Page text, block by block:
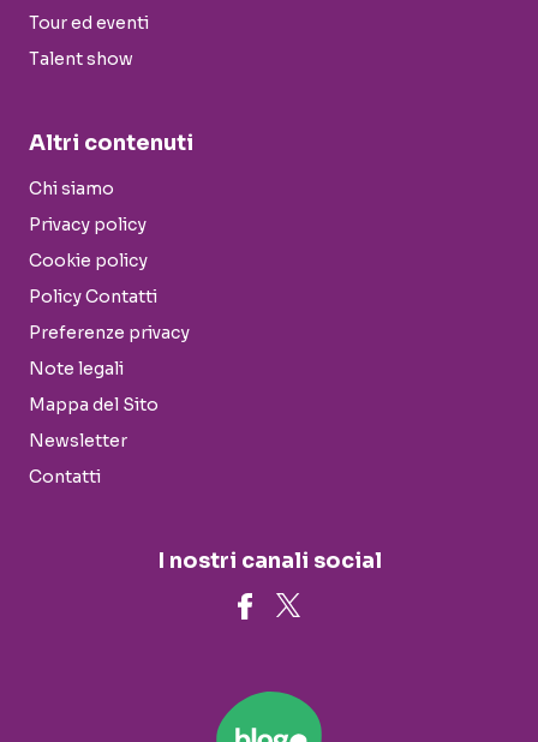
Tour ed eventi
Talent show
Altri contenuti
Chi siamo
Privacy policy
Cookie policy
Policy Contatti
Preferenze privacy
Note legali
Mappa del Sito
Newsletter
Contatti
I nostri canali social